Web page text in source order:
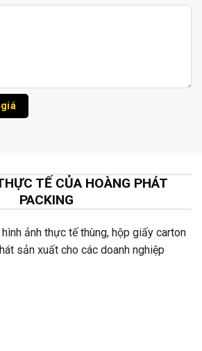
TẾ CỦA HOÀNG PHÁT
PACKING
ảnh thực tế thùng, hộp giấy carton
sản xuất cho các doanh nghiệp